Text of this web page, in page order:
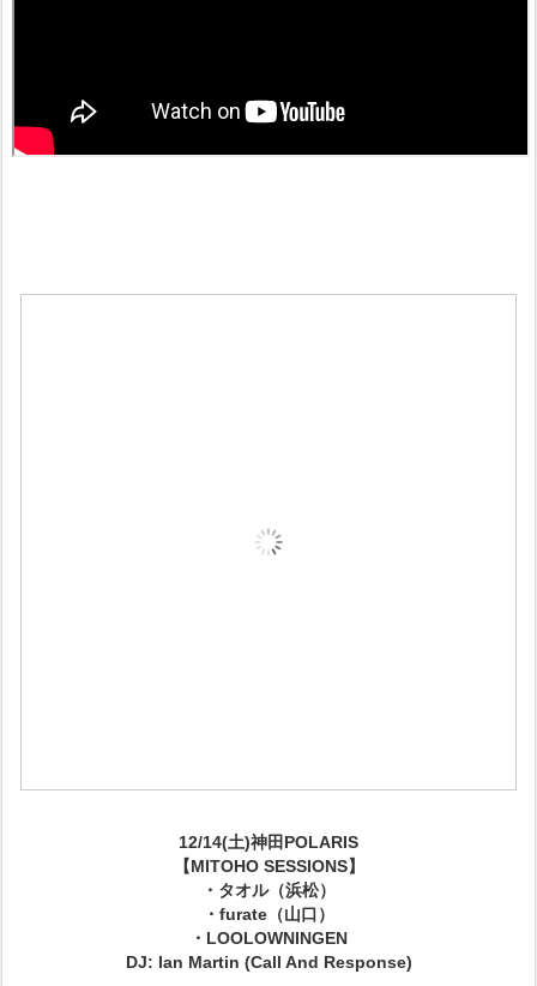
12/14(土)神田POLARIS
【MITOHO SESSIONS】
・タオル（浜松）
・furate（山口）
・LOOLOWNINGEN
DJ: Ian Martin (Call And Response)